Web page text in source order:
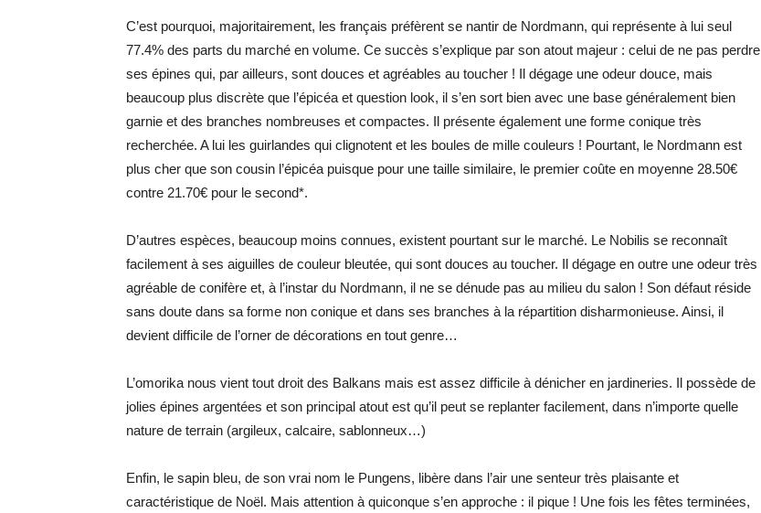
C’est pourquoi, majoritairement, les français préfèrent se nantir de Nordmann, qui représente à lui seul
77.4% des parts du marché en volume. Ce succès s’explique par son atout majeur : celui de ne pas perdre
ses épines qui, par ailleurs, sont douces et agréables au toucher ! Il dégage une odeur douce, mais
beaucoup plus discrète que l’épicéa et question look, il s’en sort bien avec une base généralement bien
garnie et des branches nombreuses et compactes. Il présente également une forme conique très
recherchée. A lui les guirlandes qui clignotent et les boules de mille couleurs ! Pourtant, le Nordmann est
plus cher que son cousin l’épicéa puisque pour une taille similaire, le premier coûte en moyenne 28.50€
contre 21.70€ pour le second*.
D’autres espèces, beaucoup moins connues, existent pourtant sur le marché. Le Nobilis se reconnaît
facilement à ses aiguilles de couleur bleutée, qui sont douces au toucher. Il dégage en outre une odeur très
agréable de conifère et, à l’instar du Nordmann, il ne se dénude pas au milieu du salon ! Son défaut réside
sans doute dans sa forme non conique et dans ses branches à la répartition disharmonieuse. Ainsi, il
devient difficile de l’orner de décorations en tout genre…
L’omorika nous vient tout droit des Balkans mais est assez difficile à dénicher en jardineries. Il possède de
jolies épines argentées et son principal atout est qu’il peut se replanter facilement, dans n’importe quelle
nature de terrain (argileux, calcaire, sablonneux…)
Enfin, le sapin bleu, de son vrai nom le Pungens, libère dans l’air une senteur très plaisante et
caractéristique de Noël. Mais attention à quiconque s’en approche : il pique ! Une fois les fêtes terminées,